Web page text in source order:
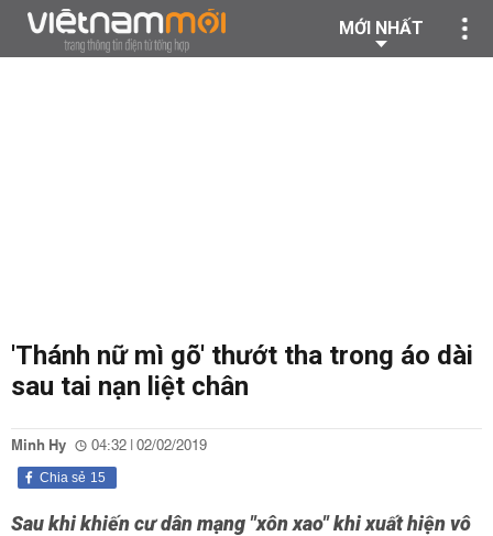
MỚI NHẤT
'Thánh nữ mì gõ' thướt tha trong áo dài
sau tai nạn liệt chân
Minh Hy 04:32 | 02/02/2019
15
Chia sẻ
Sau khi khiến cư dân mạng "xôn xao" khi xuất hiện vô